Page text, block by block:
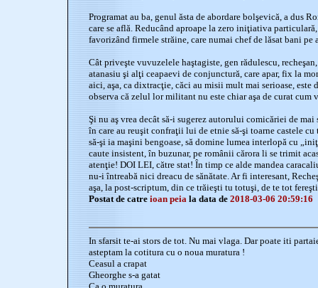
Programat au ba, genul ăsta de abordare bolşevică, a dus
care se află. Reducând aproape la zero iniţiativa
favorizând firmele străine, care numai chef de lăsat bani pe
Cât priveşte vuvuzelele haştagiste, gen rădulescu,
atanasiu şi alţi ceapaevi de conjunctură, care apar, fix la
aici, aşa, ca dixtracţie, căci au misii mult mai serioase, este
observa că zelul lor militant nu este chiar aşa de curat cum
Şi nu aş vrea decât să-i sugerez autorului comicăriei de
în care au reuşit confraţii lui de etnie să-şi toarne castele cu
să-şi ia maşini bengoase, să domine lumea interlopă cu
caute insistent, în buzunar, pe românii cărora li se trimit
atenţie! DOI LEI, către stat! În timp ce alde mandea
nu-i întreabă nici dreacu de sănătate. Ar fi interesant,
aşa, la post-scriptum, din ce trăieşti tu totuşi, de te tot
Postat de catre ioan peia la data de 2018-03-06 20:59:16
In sfarsit te-ai stors de tot. Nu mai vlaga. Dar poate iti
asteptam la cotitura cu o noua muratura !
Ceasul a crapat
Gheorghe s-a gatat